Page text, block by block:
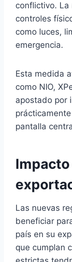
conflictivo. La
controles
como luces,
emergencia.
Esta medida
como NIO,
apostado por
pantalla
Las nuevas
beneficiar
país en su
que cumplan